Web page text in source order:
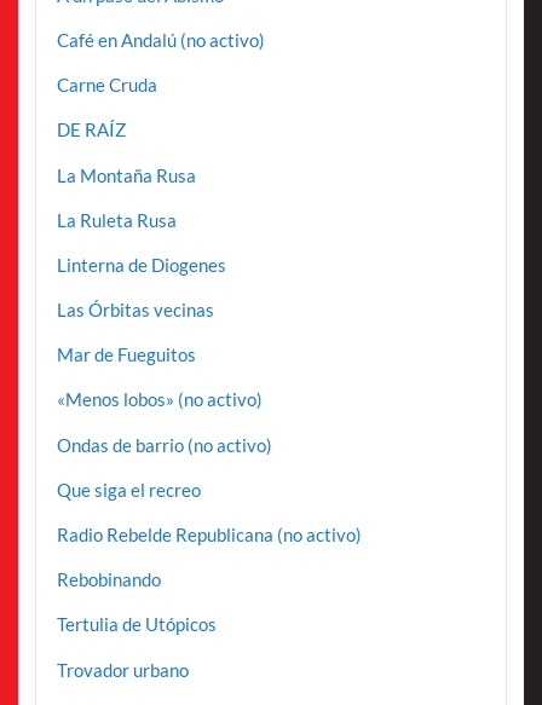
Café en Andalú (no activo)
Carne Cruda
DE RAÍZ
La Montaña Rusa
La Ruleta Rusa
Linterna de Diogenes
Las Órbitas vecinas
Mar de Fueguitos
«Menos lobos» (no activo)
Ondas de barrio (no activo)
Que siga el recreo
Radio Rebelde Republicana (no activo)
Rebobinando
Tertulia de Utópicos
Trovador urbano